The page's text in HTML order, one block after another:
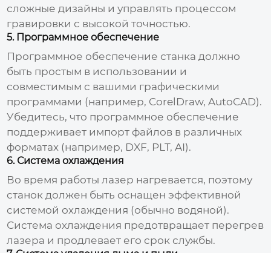
сложные дизайны и управлять процессом
гравировки с высокой точностью.
5. Программное обеспечение
Программное обеспечение станка должно
быть простым в использовании и
совместимым с вашими графическими
программами (например, CorelDraw, AutoCAD).
Убедитесь, что программное обеспечение
поддерживает импорт файлов в различных
форматах (например, DXF, PLT, AI).
6. Система охлаждения
Во время работы лазер нагревается, поэтому
станок должен быть оснащен эффективной
системой охлаждения (обычно водяной).
Система охлаждения предотвращает перегрев
лазера и продлевает его срок службы.